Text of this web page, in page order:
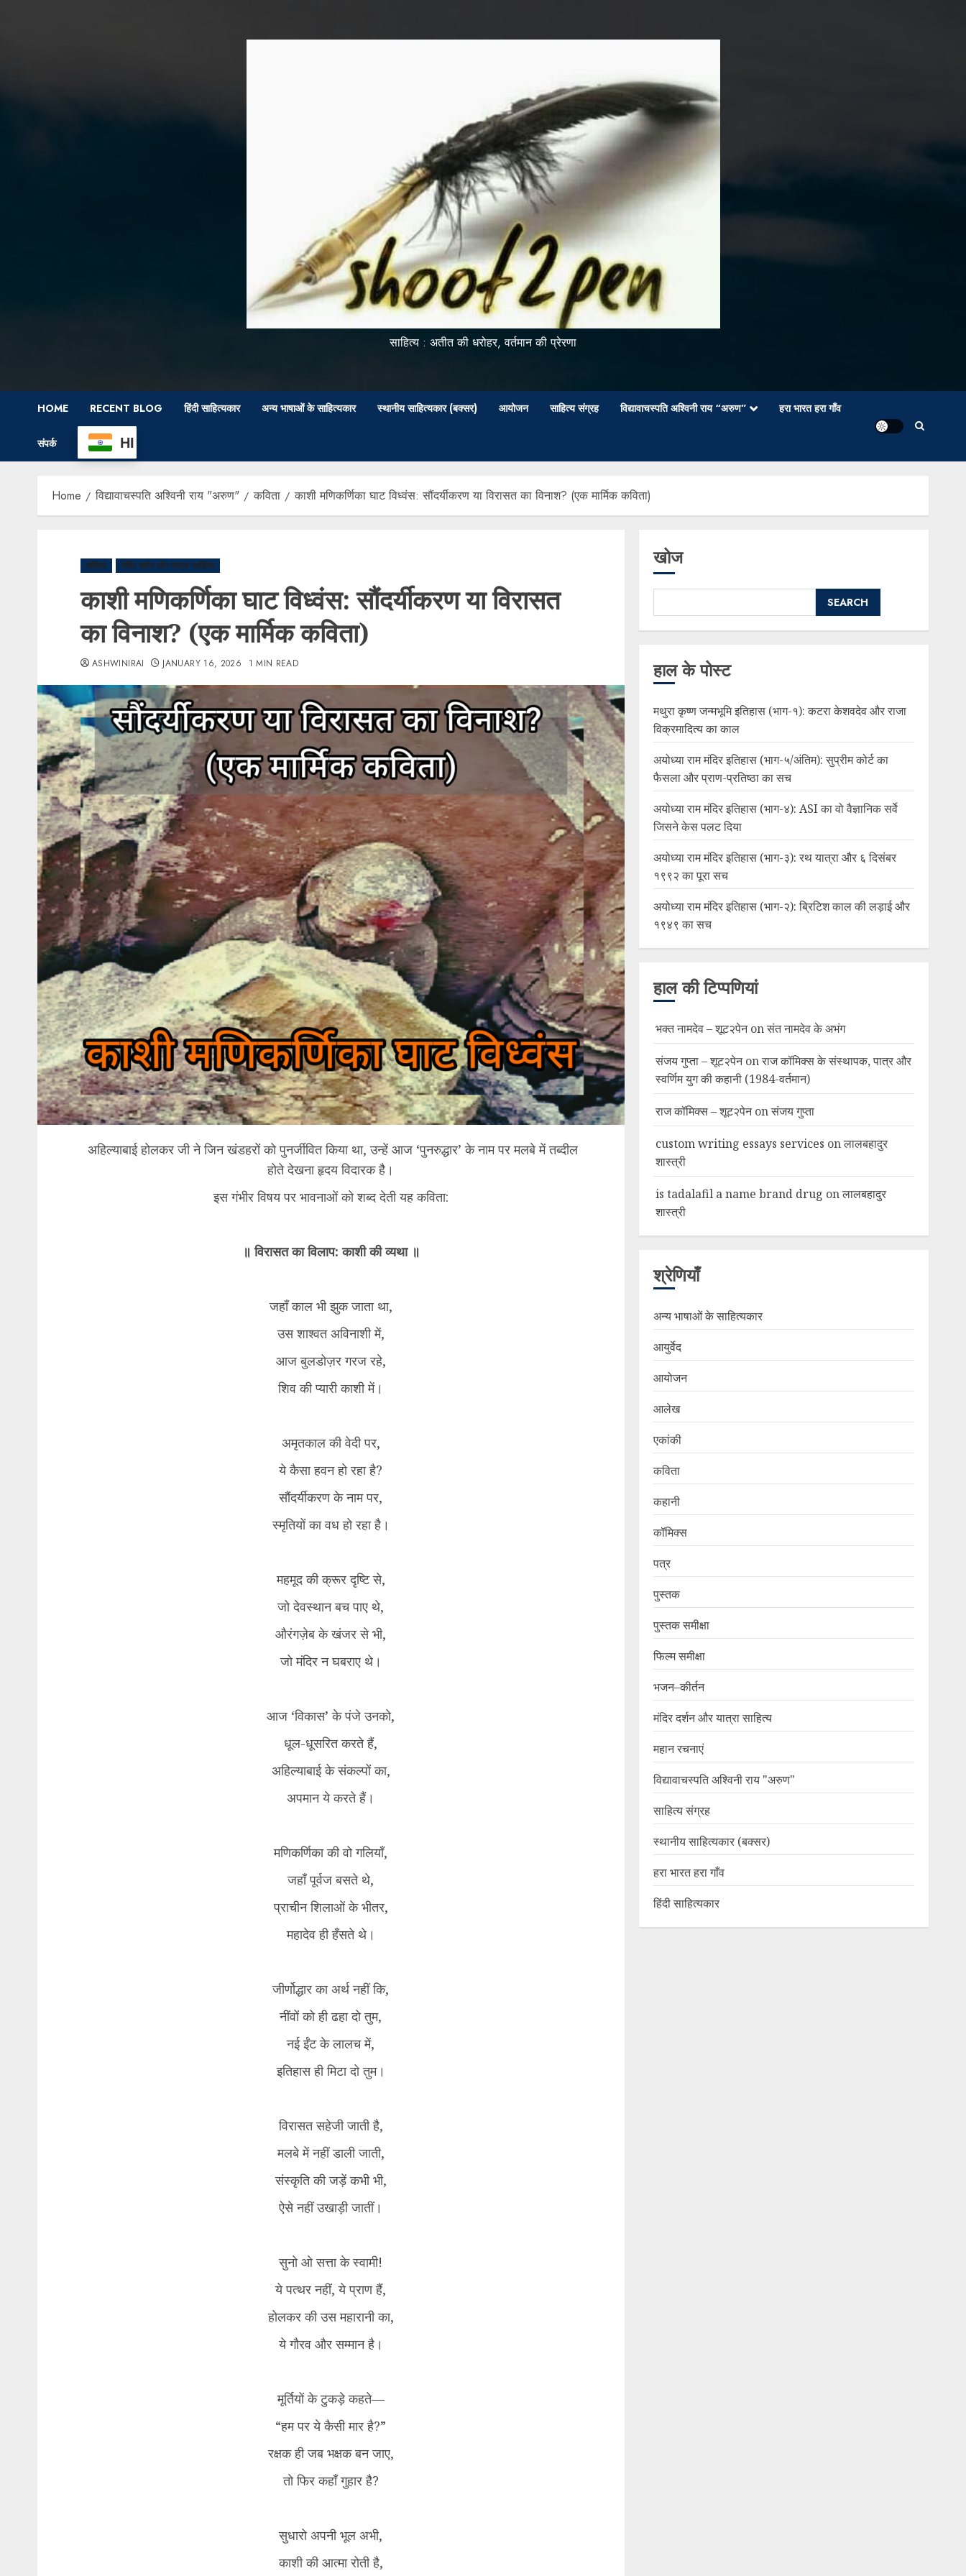
साहित्य : अतीत की धरोहर, वर्तमान की प्रेरणा
HOME RECENT BLOG हिंदी साहित्यकार अन्य भाषाओं के साहित्यकार स्थानीय साहित्यकार (बक्सर) आयोजन साहित्य संग्रह विद्यावाचस्पति अश्विनी राय “अरुण” हरा भारत हरा गाँव
संपर्क HI
Home विद्यावाचस्पति अश्विनी राय "अरुण" कविता काशी मणिकर्णिका घाट विध्वंस: सौंदर्यीकरण या विरासत का विनाश? (एक मार्मिक कविता)
कविता मंदिर दर्शन और यात्रा साहित्य
काशी मणिकर्णिका घाट विध्वंस: सौंदर्यीकरण या विरासत
का विनाश? (एक मार्मिक कविता)
ASHWINIRAI JANUARY 16, 2026 1 MIN READ
अहिल्याबाई होलकर जी ने जिन खंडहरों को पुनर्जीवित किया था, उन्हें आज ‘पुनरुद्धार’ के नाम पर मलबे में तब्दील
होते देखना हृदय विदारक है।
इस गंभीर विषय पर भावनाओं को शब्द देती यह कविता:
॥ विरासत का विलाप: काशी की व्यथा ॥
जहाँ काल भी झुक जाता था,
उस शाश्वत अविनाशी में,
आज बुलडोज़र गरज रहे,
शिव की प्यारी काशी में।
अमृतकाल की वेदी पर,
ये कैसा हवन हो रहा है?
सौंदर्यीकरण के नाम पर,
स्मृतियों का वध हो रहा है।
महमूद की क्रूर दृष्टि से,
जो देवस्थान बच पाए थे,
औरंगज़ेब के खंजर से भी,
जो मंदिर न घबराए थे।
आज ‘विकास’ के पंजे उनको,
धूल-धूसरित करते हैं,
अहिल्याबाई के संकल्पों का,
अपमान ये करते हैं।
मणिकर्णिका की वो गलियाँ,
जहाँ पूर्वज बसते थे,
प्राचीन शिलाओं के भीतर,
महादेव ही हँसते थे।
जीर्णोद्धार का अर्थ नहीं कि,
नींवों को ही ढहा दो तुम,
नई ईंट के लालच में,
इतिहास ही मिटा दो तुम।
विरासत सहेजी जाती है,
मलबे में नहीं डाली जाती,
संस्कृति की जड़ें कभी भी,
ऐसे नहीं उखाड़ी जातीं।
सुनो ओ सत्ता के स्वामी!
ये पत्थर नहीं, ये प्राण हैं,
होलकर की उस महारानी का,
ये गौरव और सम्मान है।
मूर्तियों के टुकड़े कहते—
“हम पर ये कैसी मार है?”
रक्षक ही जब भक्षक बन जाए,
तो फिर कहाँ गुहार है?
सुधारो अपनी भूल अभी,
काशी की आत्मा रोती है,
खोज
SEARCH
हाल के पोस्ट
मथुरा कृष्ण जन्मभूमि इतिहास (भाग-१): कटरा केशवदेव और राजा
विक्रमादित्य का काल
अयोध्या राम मंदिर इतिहास (भाग-५/अंतिम): सुप्रीम कोर्ट का
फैसला और प्राण-प्रतिष्ठा का सच
अयोध्या राम मंदिर इतिहास (भाग-४): ASI का वो वैज्ञानिक सर्वे
जिसने केस पलट दिया
अयोध्या राम मंदिर इतिहास (भाग-३): रथ यात्रा और ६ दिसंबर
१९९२ का पूरा सच
अयोध्या राम मंदिर इतिहास (भाग-२): ब्रिटिश काल की लड़ाई और
१९४९ का सच
हाल की टिप्पणियां
भक्त नामदेव – शूट२पेनonसंत नामदेव के अभंग
संजय गुप्ता – शूट२पेनonराज कॉमिक्स के संस्थापक, पात्र और
स्वर्णिम युग की कहानी (1984-वर्तमान)
राज कॉमिक्स – शूट२पेनonसंजय गुप्ता
custom writing essays services onलालबहादुर
शास्त्री
is tadalafil a name brand drug onलालबहादुर
शास्त्री
श्रेणियाँ
अन्य भाषाओं के साहित्यकार
आयुर्वेद
आयोजन
आलेख
एकांकी
कविता
कहानी
कॉमिक्स
पत्र
पुस्तक
पुस्तक समीक्षा
फिल्म समीक्षा
भजन–कीर्तन
मंदिर दर्शन और यात्रा साहित्य
महान रचनाएं
विद्यावाचस्पति अश्विनी राय "अरुण"
साहित्य संग्रह
स्थानीय साहित्यकार (बक्सर)
हरा भारत हरा गाँव
हिंदी साहित्यकार